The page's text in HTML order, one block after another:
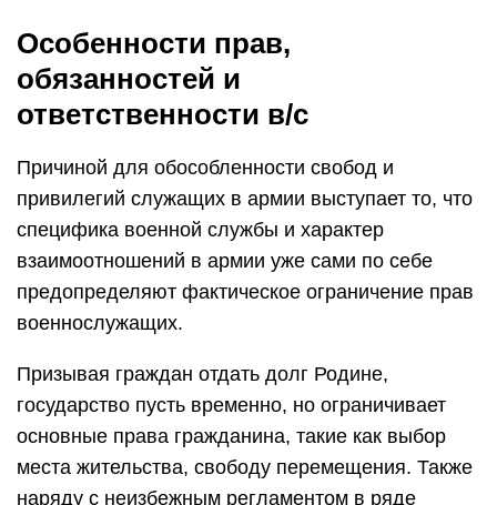
Особенности прав,
обязанностей и
ответственности в/с
Причиной для обособленности свобод и
привилегий служащих в армии выступает то, что
специфика военной службы и характер
взаимоотношений в армии уже сами по себе
предопределяют фактическое ограничение прав
военнослужащих.
Призывая граждан отдать долг Родине,
государство пусть временно, но ограничивает
основные права гражданина, такие как выбор
места жительства, свободу перемещения. Также
наряду с неизбежным регламентом в ряде